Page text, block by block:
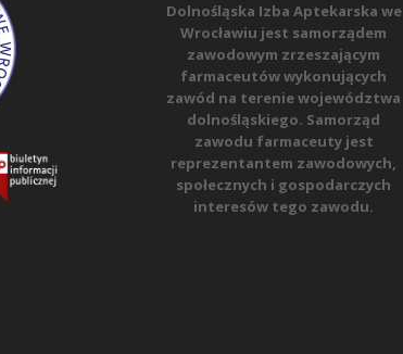
Dolnośląska Izba Aptekarska we
Wrocławiu jest samorządem
zawodowym zrzeszającym
farmaceutów wykonujących
zawód na terenie województwa
dolnośląskiego. Samorząd
zawodu farmaceuty jest
reprezentantem zawodowych,
społecznych i gospodarczych
interesów tego zawodu.